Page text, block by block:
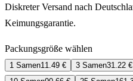
Diskreter Versand nach
Keimungsgarantie.
Packungsgröße wählen
1 Samen11.49 € 3 Samen31.22 €